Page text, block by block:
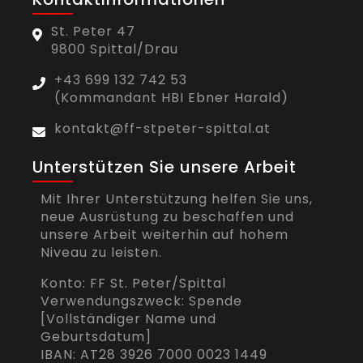
St. Peter 47
9800 Spittal/Drau
+43 699 132 742 53
(Kommandant HBI Ebner Harald)
kontakt@ff-stpeter-spittal.at
Unterstützen Sie unsere Arbeit
Mit Ihrer Unterstützung helfen Sie uns,
neue Ausrüstung zu beschaffen und
unsere Arbeit weiterhin auf hohem
Niveau zu leisten.
Konto: FF St. Peter/Spittal
Verwendungszweck: Spende
[Vollständiger Name und
Geburtsdatum]
IBAN: AT28 3926 7000 0023 1449